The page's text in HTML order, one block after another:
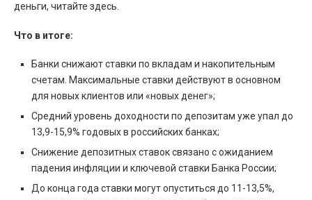
деньги, читайте здесь.
Что в итоге:
Банки снижают ставки по вкладам и накопительным
счетам. Максимальные ставки действуют в основном
для новых клиентов или «новых денег»;
Средний уровень доходности по депозитам уже упал до
13,9-15,9% годовых в российских банках;
Снижение депозитных ставок связано с ожиданием
падения инфляции и ключевой ставки Банка России;
До конца года ставки могут опуститься до 11-13,5%,